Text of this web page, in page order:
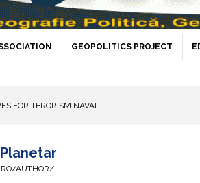
GEOPOLITICS PROJECT
FOR TERORISM NAVAL
AUTHOR/